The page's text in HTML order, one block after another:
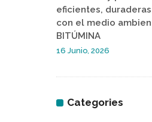
eficientes,
con el medio
BITÚMINA
16 Junio, 2026
Categories